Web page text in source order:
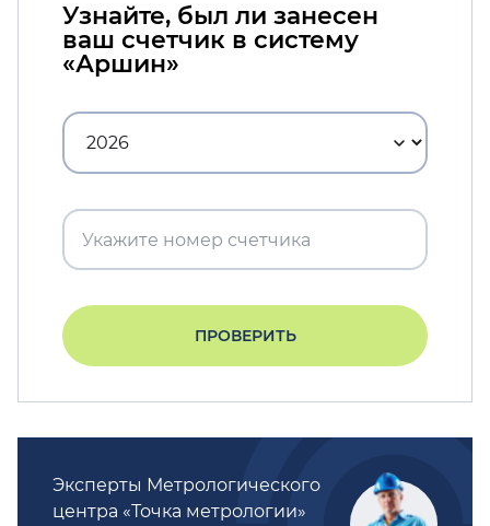
Узнайте, был ли занесен
ваш счетчик в систему
«Аршин»
ПРОВЕРИТЬ
Эксперты Метрологического
центра «Точка метрологии»